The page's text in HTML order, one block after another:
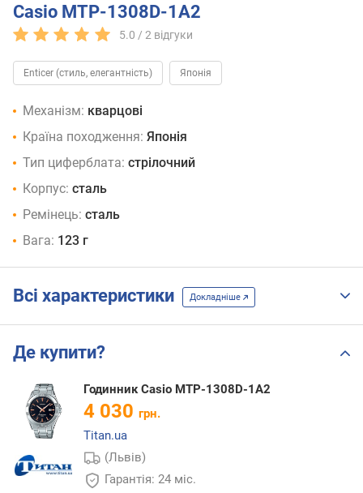
Casio MTP-1308D-1A2
5.0 /2 відгуки
Enticer (стиль, елегантність) Японія
Механізм: кварцові
Країна походження: Японія
Тип циферблата: стрілочний
Корпус: сталь
Ремінець: сталь
Вага: 123 г
Всі характеристики Докладніше
Де купити?
Годинник Casio MTP-1308D-1A2
4 030 грн.
Titan.ua
(Львів)
Гарантія: 24 міс.